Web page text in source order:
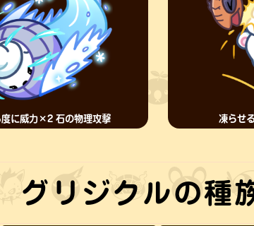
度に威力×2 石の物理攻撃 凍らせ
グリジクルの種